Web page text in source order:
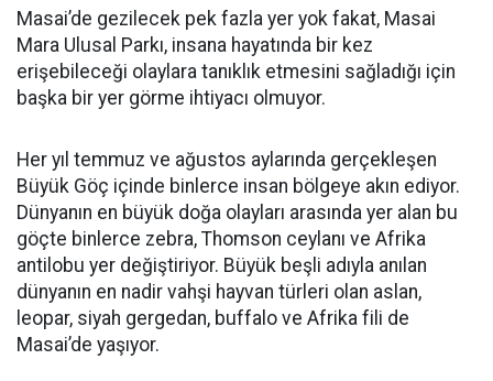
Masai’de gezilecek pek fazla yer yok fakat, Masai
Mara Ulusal Parkı, insana hayatında bir kez
erişebileceği olaylara tanıklık etmesini sağladığı için
başka bir yer görme ihtiyacı olmuyor.
Her yıl temmuz ve ağustos aylarında gerçekleşen
Büyük Göç içinde binlerce insan bölgeye akın ediyor.
Dünyanın en büyük doğa olayları arasında yer alan bu
göçte binlerce zebra, Thomson ceylanı ve Afrika
antilobu yer değiştiriyor. Büyük beşli adıyla anılan
dünyanın en nadir vahşi hayvan türleri olan aslan,
leopar, siyah gergedan, buffalo ve Afrika fili de
Masai’de yaşıyor.